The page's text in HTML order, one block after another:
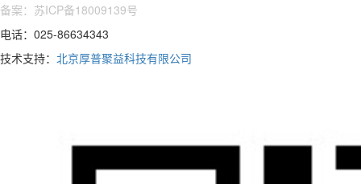
备案：苏ICP备18009139号
电话：025-86634343
技术支持： 北京厚普聚益科技有限公司